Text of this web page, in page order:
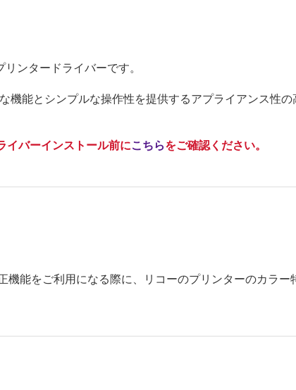
ンタードライバーです。
能とシンプルな操作性を提供するアプライアンス性の
バーインストール前にこちらをご確認ください。
能をご利用になる際に、リコーのプリンターのカラー